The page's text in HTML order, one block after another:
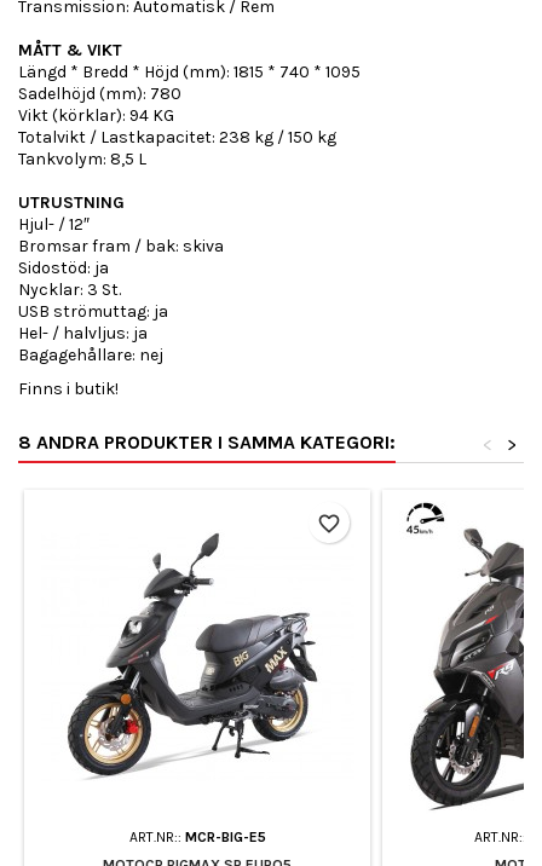
Transmission: Automatisk / Rem
MÅTT & VIKT
Längd * Bredd * Höjd (mm): 1815 * 740 * 1095
Sadelhöjd (mm): 780
Vikt (körklar): 94 KG
Totalvikt / Lastkapacitet: 238 kg / 150 kg
Tankvolym: 8,5 L
UTRUSTNING
Hjul- / 12″
Bromsar fram / bak: skiva
Sidostöd: ja
Nycklar: 3 St.
USB strömuttag: ja
Hel- / halvljus: ja
Bagagehållare: nej
Finns i butik!
8 ANDRA PRODUKTER I SAMMA KATEGORI: >
<
ART.NR:: MCR-BIG-E5
favorite_border
ART.NR::